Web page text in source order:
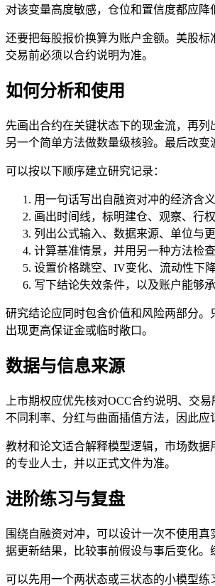
对该变量高度敏感，仓位和置信度都应降
还要把每股报价换算为账户金额。美股
交易前必须以合约说明为准。
如何分析和使用
先画出合约在关键状态下的现金流，再
另一个简单方法做数量级核验。最后改变
可以按以下顺序建立研究记录：
用一句话写出自融资对冲的经济含
画出时间线，标明建仓、观察、行权
列出公式输入、数据来源、单位与更
计算基准情景，并用另一种方法检查
设置价格跳空、IV变化、流动性下
写下结论失效条件，以及账户能够
研究结论应同时包含价值和风险两部分
出现更高保证金或临时敞口。
数据与信息来源
上市期权应优先核对OCC合约说明、交
不同利率、分红与曲面插值方法，因此应
教材和论文适合解释模型逻辑，市场数
的专业人士，并以正式文件为准。
进阶练习与复盘
围绕自融资对冲，可以设计一次不使用
据更新结果，比较事前假设与事后变化。
可以先用一个两状态或三状态的小模型